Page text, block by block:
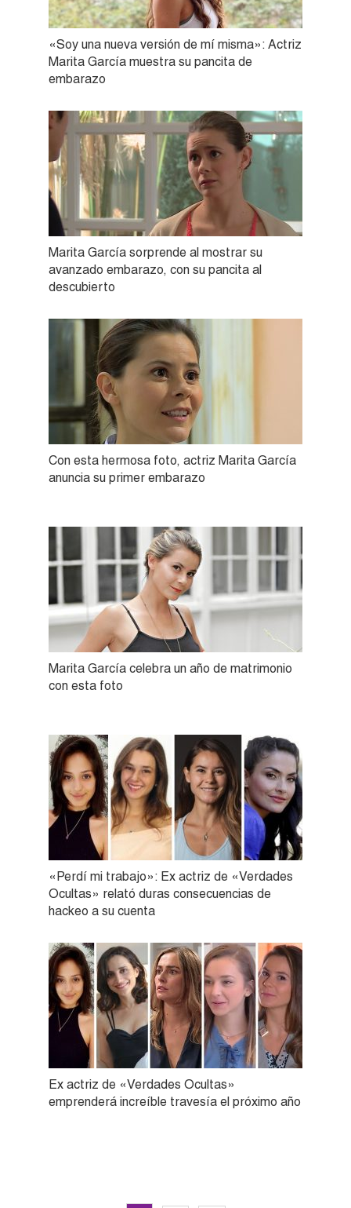
«Soy una nueva versión de mí misma»: Actriz
Marita García muestra su pancita de
embarazo
Marita García sorprende al mostrar su
avanzado embarazo, con su pancita al
descubierto
Con esta hermosa foto, actriz Marita García
anuncia su primer embarazo
Marita García celebra un año de matrimonio
con esta foto
«Perdí mi trabajo»: Ex actriz de «Verdades
Ocultas» relató duras consecuencias de
hackeo a su cuenta
Ex actriz de «Verdades Ocultas»
emprenderá increíble travesía el próximo año